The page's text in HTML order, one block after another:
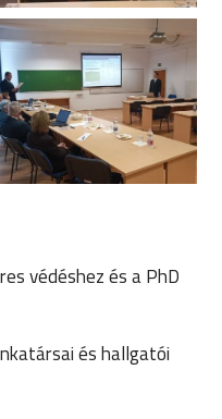
védéshez és a PhD
és hallgatói